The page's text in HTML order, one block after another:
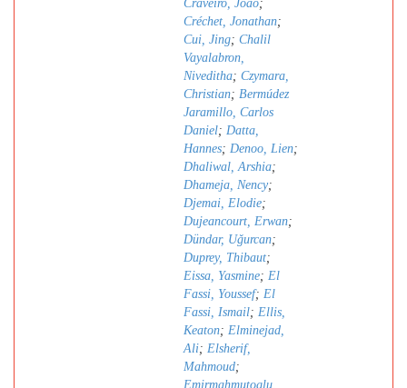
Craveiro, João;
Créchet, Jonathan;
Cui, Jing; Chalil
Vayalabron,
Niveditha; Czymara,
Christian; Bermúdez
Jaramillo, Carlos
Daniel; Datta,
Hannes; Denoo, Lien;
Dhaliwal, Arshia;
Dhameja, Nency;
Djemai, Elodie;
Dujeancourt, Erwan;
Dündar, Uǧurcan;
Duprey, Thibaut;
Eissa, Yasmine; El
Fassi, Youssef; El
Fassi, Ismail; Ellis,
Keaton; Elminejad,
Ali; Elsherif,
Mahmoud;
Emirmahmutoglu,